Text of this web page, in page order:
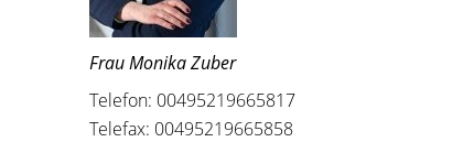
Frau Monika Zuber
Telefon: 00495219665817
Telefax: 00495219665858